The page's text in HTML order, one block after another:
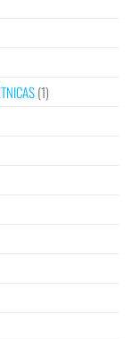
(1)